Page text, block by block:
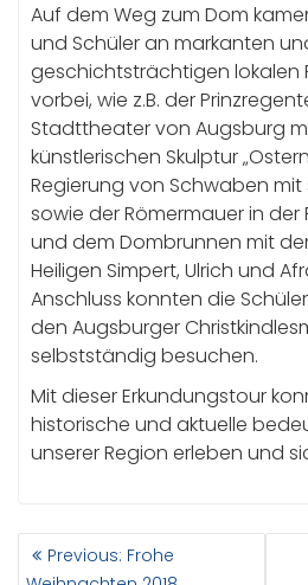
Auf dem Weg zum Dom
und Schüler an markanten
geschichtsträchtigen lokalen
vorbei, wie z.B. der
Stadttheater von Augsburg
künstlerischen Skulptur
Regierung von Schwaben
sowie der Römermauer in der
und dem Dombrunnen mit
Heiligen Simpert, Ulrich und
Anschluss konnten die
den Augsburger
selbstständig besuchen.
Mit dieser Erkundungstour
historische und aktuelle
unserer Region erleben und
BEITRAGSNAVIGATION
Previous: Previous
Frohe